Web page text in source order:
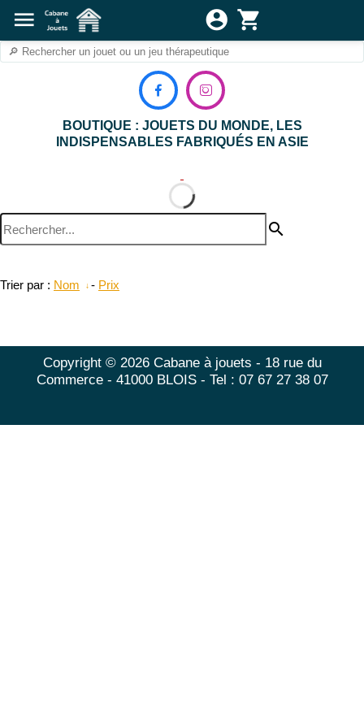
 
BOUTIQUE : JOUETS DU MONDE, LES
INDISPENSABLES FABRIQUÉS EN ASIE
search
Trier par : Nom - Prix
Copyright © 2026 Cabane à jouets - 18 rue du
Commerce - 41000 BLOIS - Tel : 07 67 27 38 07
menu account_circle shopping_cart